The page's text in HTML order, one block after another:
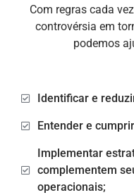
Com regras cada
controvérsia em
podemos
Identificar e
Entender e
Implementar
complementem
operacionais;